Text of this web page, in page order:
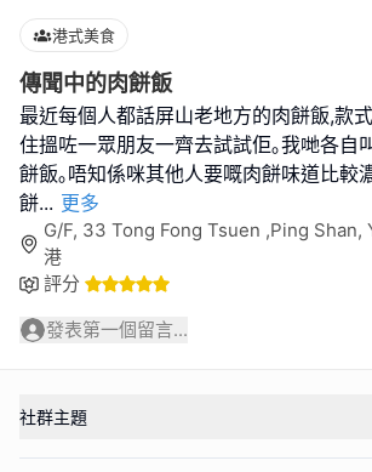
港式美食
傳聞中的肉餅飯
最近每個人都話屏山老地方的肉餅飯,款
住搵咗一眾朋友一齊去試試佢｡我哋各自
餅飯｡唔知係咪其他人要嘅肉餅味道比較
餅... 更多
G/F, 33 Tong Fong Tsuen ,Ping Shan,
港
評分
發表第一個留言...
社群主題